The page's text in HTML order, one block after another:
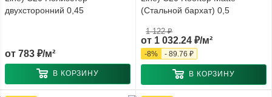
двухсторонний 0,45
от 783 ₽/м²
В КОРЗИНУ
(Стальной бархат) 0,5
от 1 032.24 ₽/м²
1 122 ₽
-8% - 89.76 ₽
В КОРЗИНУ